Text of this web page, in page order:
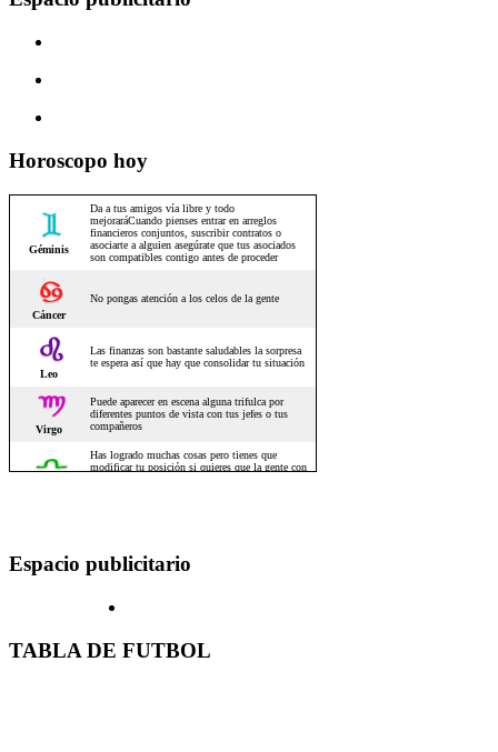
Horoscopo hoy
Espacio publicitario
TABLA DE FUTBOL